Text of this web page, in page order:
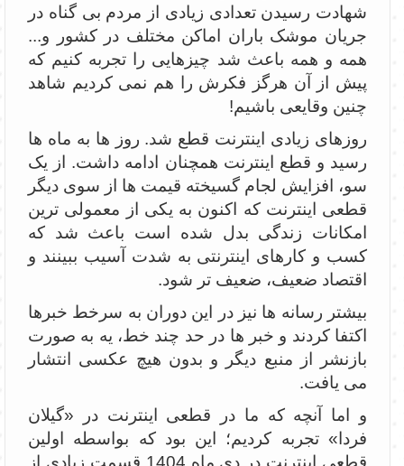
شهادت رسیدن تعدادی زیادی از مردم بی گناه در
جریان موشک باران اماکن مختلف در کشور و...
همه و همه باعث شد چیزهایی را تجربه کنیم که
پیش از آن هرگز فکرش را هم نمی کردیم شاهد
چنین وقایعی باشیم!
روزهای زیادی اینترنت قطع شد. روز ها به ماه ها
رسید و قطع اینترنت همچنان ادامه داشت. از یک
سو، افزایش لجام گسیخته قیمت ها از سوی دیگر
قطعی اینترنت که اکنون به یکی از معمولی ترین
امکانات زندگی بدل شده است باعث شد که
کسب و کارهای اینترنتی به شدت آسیب ببینند و
اقتصاد ضعیف، ضعیف تر شود.
بیشتر رسانه ها نیز در این دوران به سرخط خبرها
اکتفا کردند و خبر ها در حد چند خط، یه به صورت
بازنشر از منبع دیگر و بدون هیچ عکسی انتشار
می یافت.
و اما آنچه که ما در قطعی اینترنت در «گیلان
فردا» تجربه کردیم؛ این بود که بواسطه اولین
قطعی اینترنت در دی ماه 1404 قسمت زیادی از